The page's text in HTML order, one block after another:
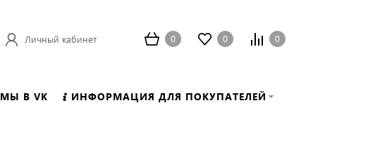
Личный кабинет 0 0 0
МЫ В VK ИНФОРМАЦИЯ ДЛЯ ПОКУПАТЕЛЕЙ